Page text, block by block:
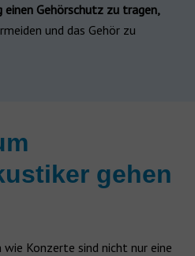
einen Gehörschutz zu tragen,
und das Gehör zu
gehen
Konzerte sind nicht nur eine